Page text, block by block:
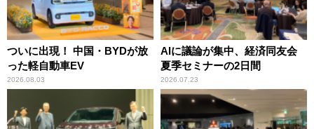
ついに出現！ 中国・BYDが放
った軽自動車EV
2026.08.03
AIに議論が集中、経済同友会
夏季セミナーの2日間
2026.07.23